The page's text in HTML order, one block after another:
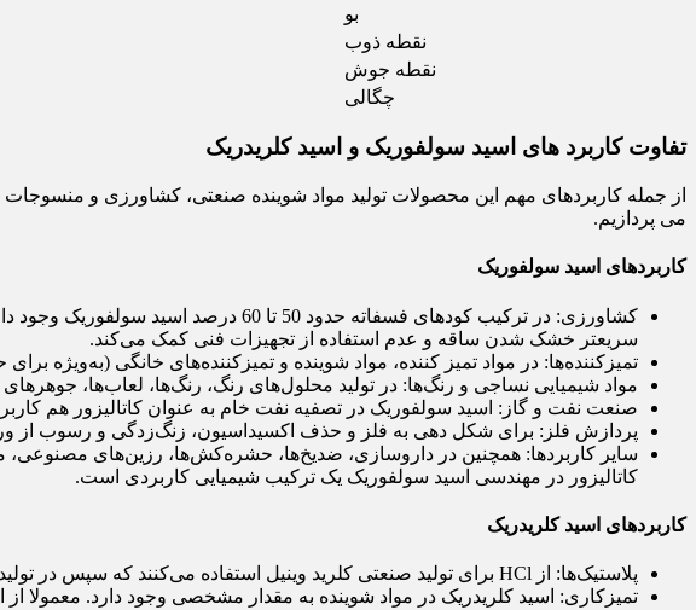
بو
نقطه ذوب
نقطه جوش
چگالی
تفاوت کاربرد های اسید سولفوریک و اسید کلریدریک
از جمله کاربردهای مهم این محصولات تولید مواد شوینده صنعتی، کشاورزی و
می پردازیم.
کاربردهای اسید سولفوریک
کشاورزی: در ترکیب کودهای فسفاته
سریعتر خشک شدن ساقه و عدم استفاده از تجهیزات فنی کمک می‌کند.
تمیزکننده‌ها: در مواد تمیز کننده، مواد شوینده و تمیزکننده‌های خانگی (به‌ویژه
مواد شیمیایی نساجی و رنگ‌ها: در تولید محلول‌های رنگ، رنگ‌ها، لعاب‌ها،
صنعت نفت و گاز: اسید سولفوریک در تصفیه نفت خام به عنوان کاتالیزور هم
پردازش فلز: برای شکل دهی به فلز و حذف اکسیداسیون، زنگ‌زدگی و رسوب از
سایر کاربردها: همچنین در داروسازی، ضدیخ‌ها، حشره‌کش‌ها، رزین‌های مصنوعی،
کاتالیزور در مهندسی اسید سولفوریک یک ترکیب شیمیایی کاربردی است.
کاربردهای اسید کلریدریک
پلاستیک‌ها: از HCl برای تولید صنعتی کلرید وینیل استفاده می‌کنند که سپس در تولید PVC به کار می‌رود. این ماده یکی از مواد شیمیایی است که برای تولید فوم پلی‌یورتان هم کاربرد دارد.
تمیزکاری: اسید کلریدریک در مواد شوینده به مقدار مشخصی وجود دارد. معمولا